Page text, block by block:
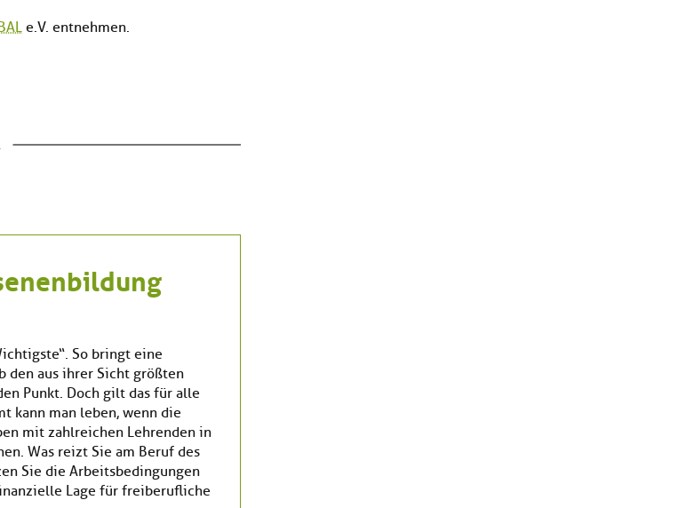
e.V. entnehmen.
So bringt eine
den aus ihrer Sicht größten
Punkt. Doch gilt das für alle
kann man leben, wenn die
mit zahlreichen Lehrenden in
Was reizt Sie am Beruf des
Sie die Arbeitsbedingungen
Lage für freiberufliche